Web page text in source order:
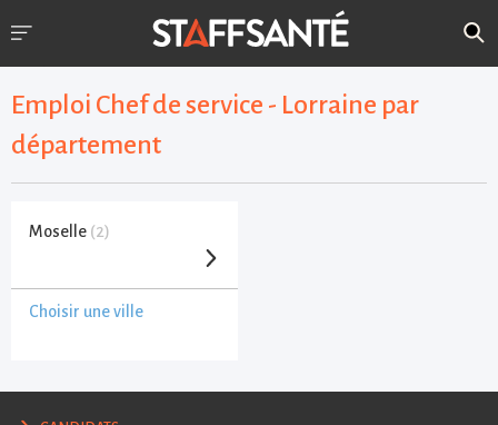
Emploi Chef de service - Lorraine par
département
Moselle (2)
Choisir une ville